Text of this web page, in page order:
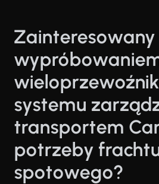
Zainteresowany
systemu
transportem
potrzeby
spotowego?